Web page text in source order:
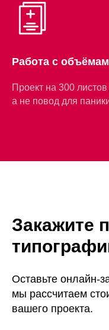
Работа с
Проект на 300
а не повод для
Закажите
Оставьте онлайн-
мы рассчитаем
вашего проекта.